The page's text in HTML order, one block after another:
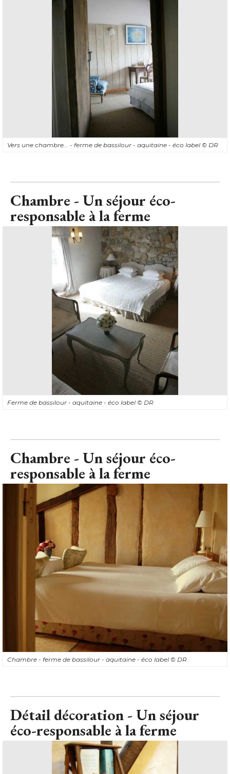
Vers une chambre... - ferme de bassilour - aquitaine - éco label © DR
Chambre - Un séjour éco-
responsable à la ferme
Ferme de bassilour - aquitaine - éco label © DR
Chambre - Un séjour éco-
responsable à la ferme
Chambre - ferme de bassilour - aquitaine - éco label © DR
Détail décoration - Un séjour
éco-responsable à la ferme